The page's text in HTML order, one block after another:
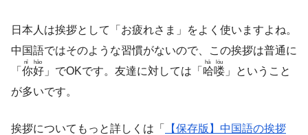
日本人は挨拶として「お疲れさま」をよく使いますよね。
中国語ではそのような習慣がないので、この挨拶は普通に
「 你好
nǐ hǎo
」でOKです。友達に対しては「 哈喽
hā lóu
」ということ
が多いです。
挨拶についてもっと詳しくは「
【保存版】中国語の挨拶